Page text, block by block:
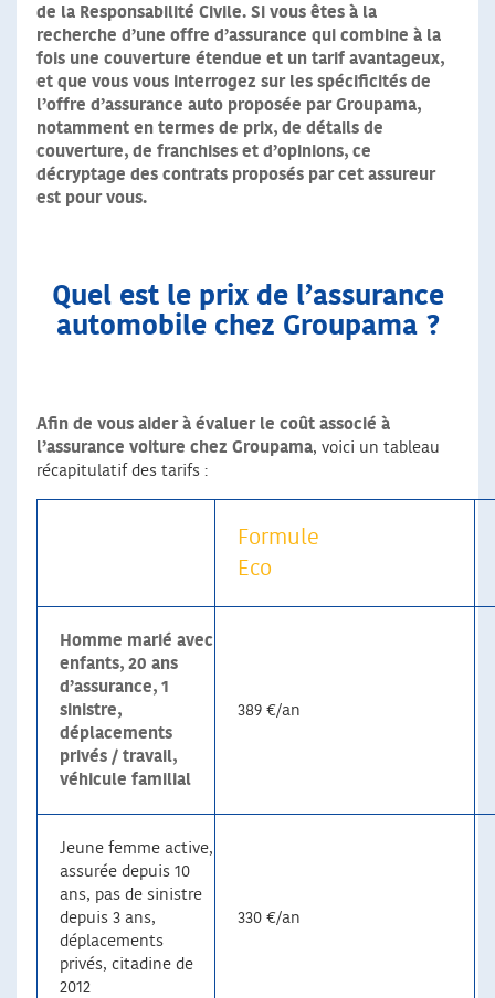
de la Responsabilité Civile. Si vous êtes à la
recherche d’une offre d’assurance qui combine à la
fois une couverture étendue et un tarif avantageux,
et que vous vous interrogez sur les spécificités de
l’offre d’assurance auto proposée par Groupama,
notamment en termes de prix, de détails de
couverture, de franchises et d’opinions, ce
décryptage des contrats proposés par cet assureur
est pour vous.
Quel est le prix de l’assurance
automobile chez Groupama ?
Afin de vous aider à évaluer le coût associé à
l’assurance voiture chez Groupama, voici un tableau
récapitulatif des tarifs :
Formule
Eco
Homme marié avec
enfants, 20 ans
d’assurance, 1
sinistre,
déplacements
privés / travail,
véhicule familial
389 €/an
Jeune femme active,
assurée depuis 10
ans, pas de sinistre
depuis 3 ans,
déplacements
privés, citadine de
2012
330 €/an